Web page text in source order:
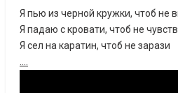
Я пью из черной кружки, чтоб не
Я падаю с кровати, чтоб не
Я сел на каратин, чтоб не зарази